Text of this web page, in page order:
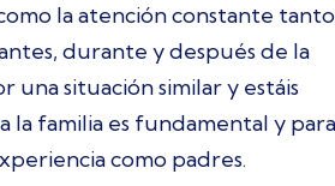
la atención constante tanto
durante y después de la
una situación similar y estáis
la familia es fundamental y para
como padres.